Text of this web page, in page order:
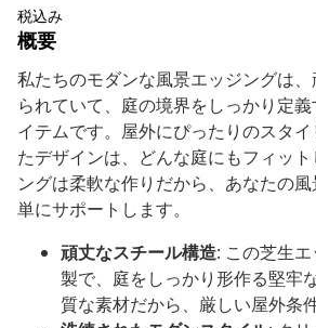
税込み
概要
私たちのモダンな風景エッジングは
られていて、庭の境界をしっかり定
イテムです。屋外にぴったりのスタ
たデザインは、どんな庭にもフィッ
ングは柔軟な作りだから、あなたの
単にサポートします。
頑丈なスチール構造: この芝生
製で、庭をしっかり形作る堅牢
質な素材だから、厳しい屋外条